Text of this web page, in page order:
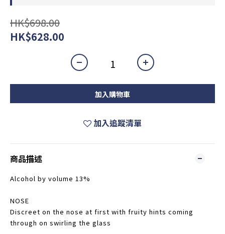
HK$698.00
HK$628.00
加入購物車
加入追蹤清單
商品描述
Alcohol by volume 13%
NOSE
Discreet on the nose at first with fruity hints coming
through on swirling the glass